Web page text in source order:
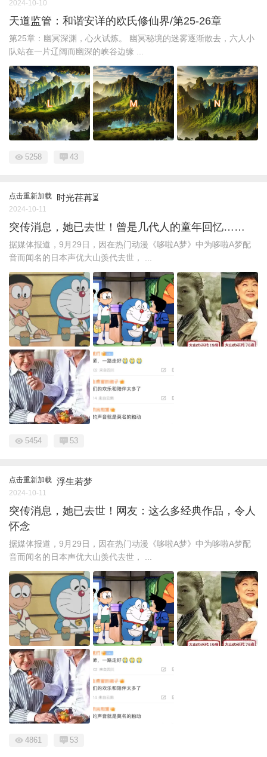
2024-10-10
天道监管：和谐安详的欧氏修仙界/第25-26章
第25章：幽冥深渊，心火试炼。 幽冥秘境的迷雾逐渐散去，六人小
队站在一片辽阔而幽深的峡谷边缘 ...
5258 43
点击重新加载 时光荏苒⏳
2024-10-11
突传消息，她已去世！曾是几代人的童年回忆……
据媒体报道，9月29日，因在热门动漫《哆啦A梦》中为哆啦A梦配
音而闻名的日本声优大山羡代去世， ...
5454 53
点击重新加载 浮生若梦
2024-10-11
突传消息，她已去世！网友：这么多经典作品，令人
怀念
据媒体报道，9月29日，因在热门动漫《哆啦A梦》中为哆啦A梦配
音而闻名的日本声优大山羡代去世， ...
4861 53